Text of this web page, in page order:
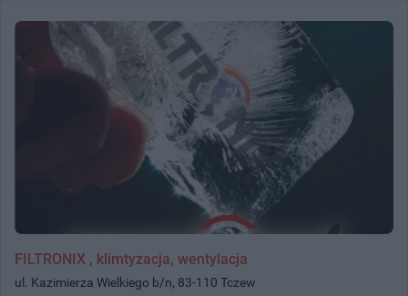
FILTRONIX , klimtyzacja, wentylacja
ul. Kazimierza Wielkiego b/n, 83-110 Tczew